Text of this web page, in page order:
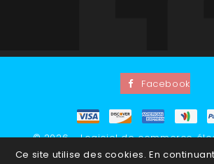
Ce site utilise des cookies. En
Facebook
© 2026 - Logiciel de commerce
PrestaShop™